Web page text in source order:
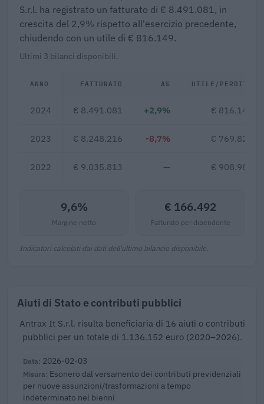
S.r.l. ha registrato un fatturato di € 8.491.081, in
crescita del 2,9% rispetto all'esercizio precedente,
chiudendo con un utile di € 816.149.
Ultimi 3 bilanci disponibili.
ANNO FATTURATO Δ% UTILE/PERDITA
2024 € 8.491.081 +2,9% € 816.149
2023 € 8.248.216 -8,7% € 769.828
2022 € 9.035.813 — € 908.981
9,6%
Margine netto
€ 166.492
Fatturato per dipendente
Indicatori calcolati dai dati dell'ultimo bilancio disponibile.
Aiuti di Stato e contributi pubblici
Antrax It S.r.l. risulta beneficiaria di 16 aiuti o contributi
pubblici per un totale di 1.136.152 euro (2020–2026).
2026-02-03
Esonero dal versamento dei contributi previdenziali
per nuove assunzioni/trasformazioni a tempo
indeterminato nel bienni